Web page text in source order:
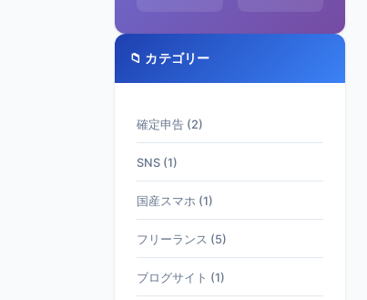
📁 カテゴリー
確定申告 (2)
SNS (1)
国産スマホ (1)
フリーランス (5)
ブログサイト (1)